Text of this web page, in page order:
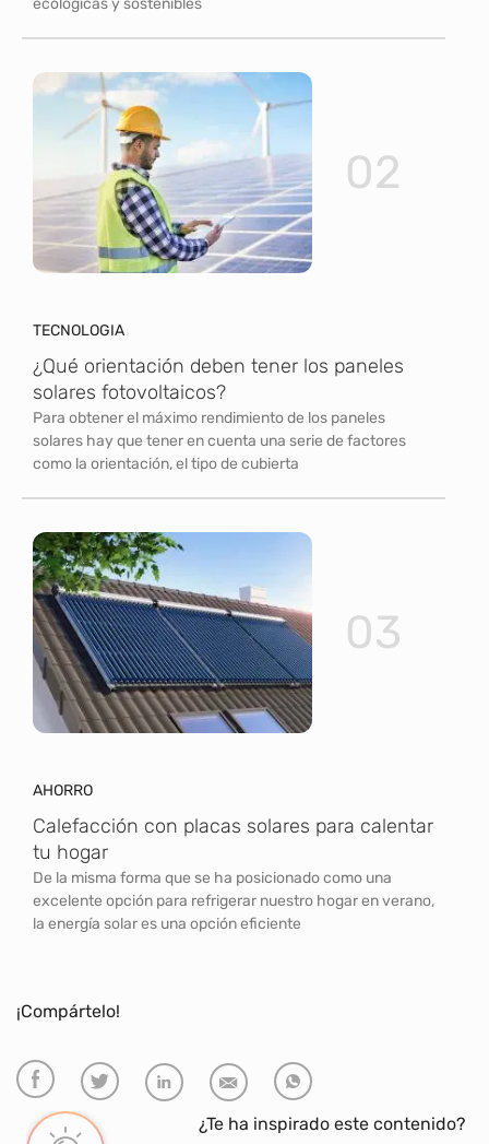
02
TECNOLOGIA
¿Qué orientación deben tener los paneles
solares fotovoltaicos?
Para obtener el máximo rendimiento de los paneles
solares hay que tener en cuenta una serie de factores
como la orientación, el tipo de cubierta
03
AHORRO
Calefacción con placas solares para calentar
tu hogar
De la misma forma que se ha posicionado como una
excelente opción para refrigerar nuestro hogar en verano,
la energía solar es una opción eficiente
¡Compártelo!
¿Te ha inspirado este contenido?